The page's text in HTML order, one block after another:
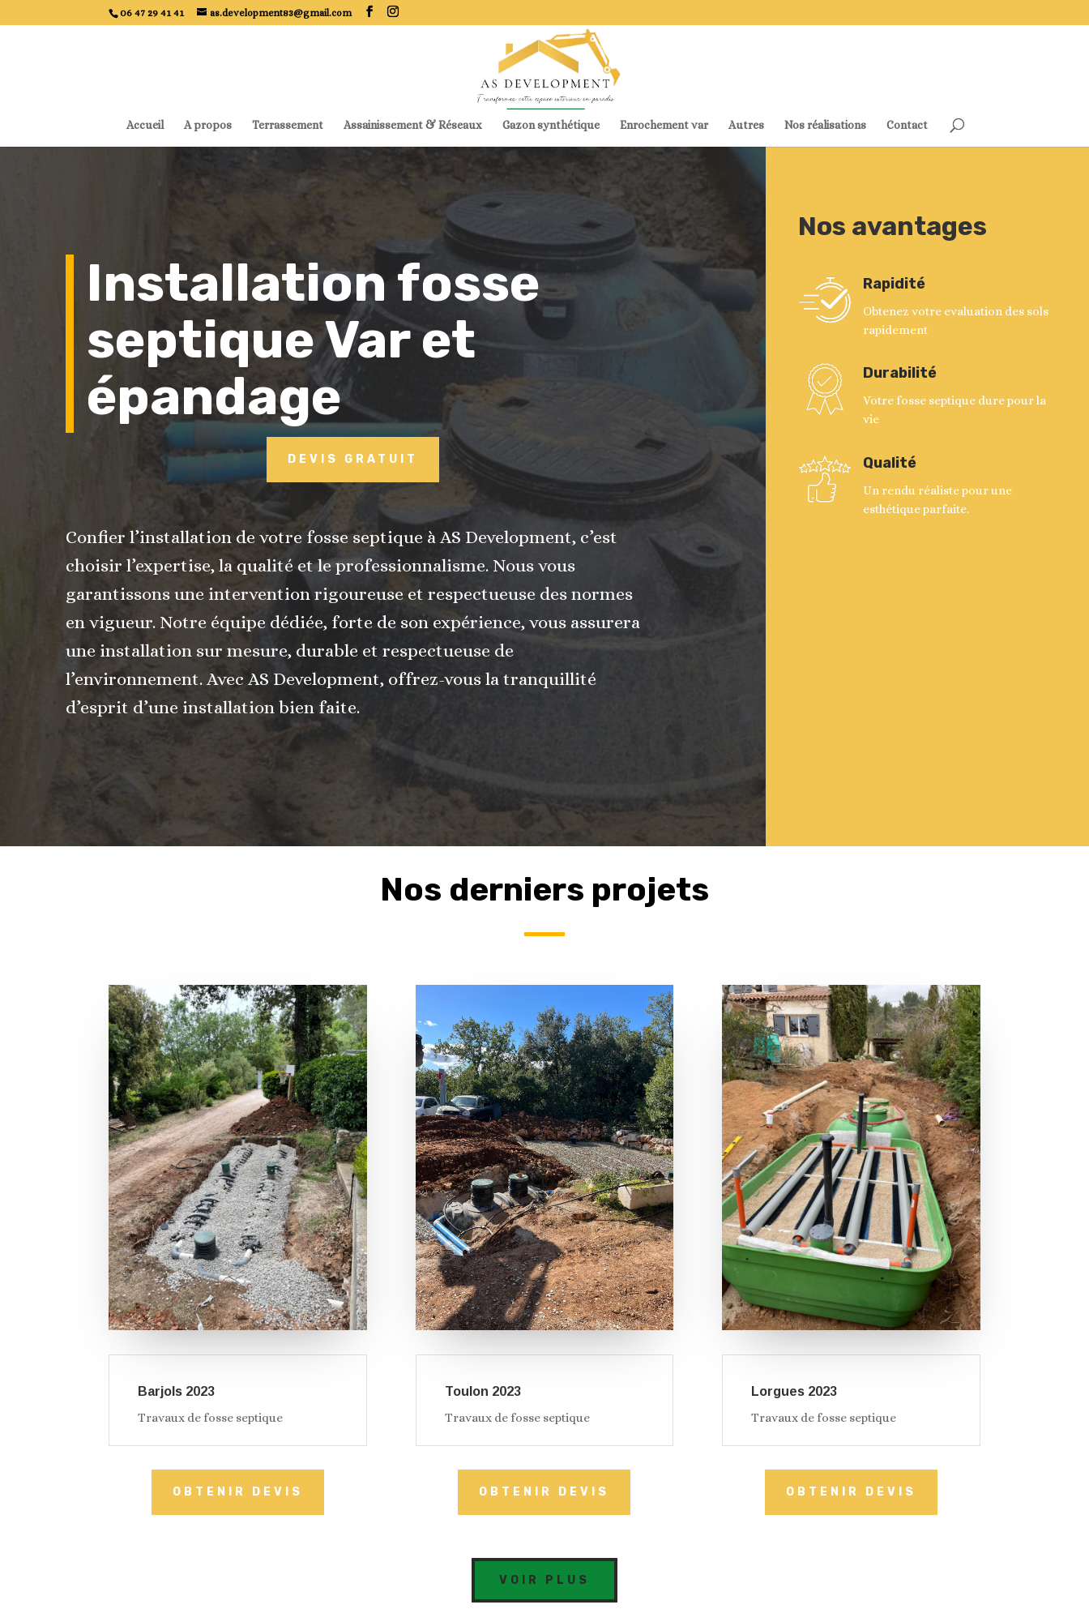
06 47 29 41 41 as.development83@gmail.com
Accueil A propos Terrassement Assainissement & Réseaux Gazon synthétique Enrochement var Autres Nos réalisations Contact
Installation fosse
septique Var et
épandage
DEVIS GRATUIT
Confier l’installation de votre fosse septique à AS Development, c’est
choisir l’expertise, la qualité et le professionnalisme. Nous vous
garantissons une intervention rigoureuse et respectueuse des normes
en vigueur. Notre équipe dédiée, forte de son expérience, vous assurera
une installation sur mesure, durable et respectueuse de
l’environnement. Avec AS Development, offrez-vous la tranquillité
d’esprit d’une installation bien faite.
Nos avantages
Rapidité
Obtenez votre evaluation des sols
rapidement
Durabilité
Votre fosse septique dure pour la
vie
Qualité
Un rendu réaliste pour une
esthétique parfaite.
Nos derniers projets
Barjols 2023
Travaux de fosse septique
OBTENIR DEVIS
Toulon 2023
Travaux de fosse septique
OBTENIR DEVIS
Lorgues 2023
Travaux de fosse septique
OBTENIR DEVIS
VOIR PLUS